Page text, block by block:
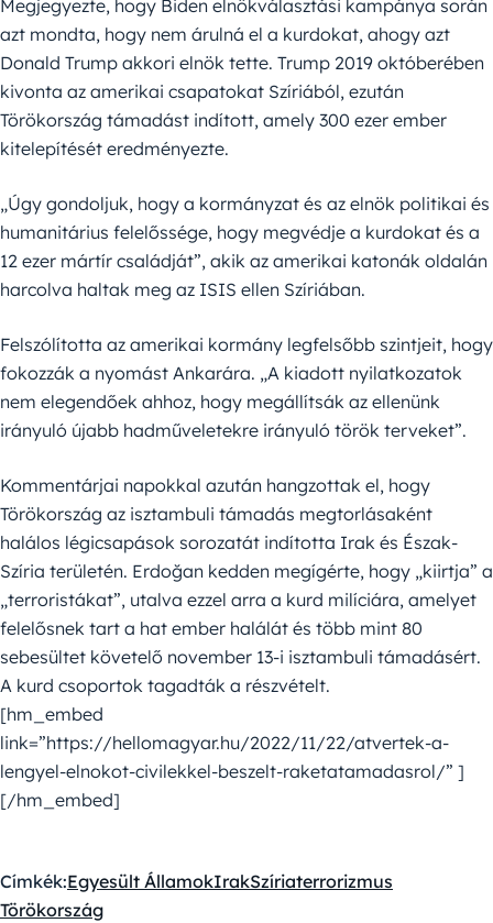
Megjegyezte, hogy Biden elnökválasztási kampánya során
azt mondta, hogy nem árulná el a kurdokat, ahogy azt
Donald Trump akkori elnök tette. Trump 2019 októberében
kivonta az amerikai csapatokat Szíriából, ezután
Törökország támadást indított, amely 300 ezer ember
kitelepítését eredményezte.
„Úgy gondoljuk, hogy a kormányzat és az elnök politikai és
humanitárius felelőssége, hogy megvédje a kurdokat és a
12 ezer mártír családját”, akik az amerikai katonák oldalán
harcolva haltak meg az ISIS ellen Szíriában.
Felszólította az amerikai kormány legfelsőbb szintjeit, hogy
fokozzák a nyomást Ankarára. „A kiadott nyilatkozatok
nem elegendőek ahhoz, hogy megállítsák az ellenünk
irányuló újabb hadműveletekre irányuló török terveket”.
Kommentárjai napokkal azután hangzottak el, hogy
Törökország az isztambuli támadás megtorlásaként
halálos légicsapások sorozatát indította Irak és Észak-
Szíria területén. Erdoğan kedden megígérte, hogy „kiirtja” a
„terroristákat”, utalva ezzel arra a kurd milíciára, amelyet
felelősnek tart a hat ember halálát és több mint 80
sebesültet követelő november 13-i isztambuli támadásért.
A kurd csoportok tagadták a részvételt.
[hm_embed
link=”https://hellomagyar.hu/2022/11/22/atvertek-a-
lengyel-elnokot-civilekkel-beszelt-raketatamadasrol/” ]
[/hm_embed]
Címkék:Egyesült ÁllamokIrakSzíriaterrorizmus
Törökország